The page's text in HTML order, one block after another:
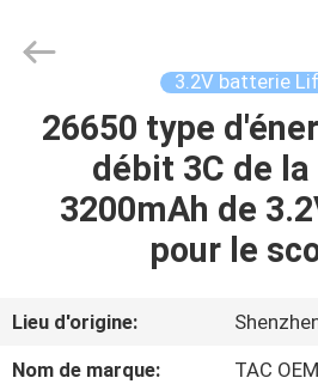
MAISON
PRODUITS
AU
New
Energy
3.2V batterie
26650 type
débit 3C de
3200mAh de
pour le
Lieu d'origine:
Nom de marque:
TAC